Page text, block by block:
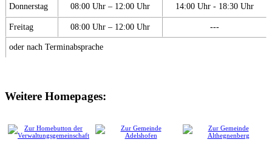
Donnerstag 08:00 Uhr – 12:00 Uhr 14:00 Uhr - 18:30 Uhr
Freitag 08:00 Uhr – 12:00 Uhr ---
oder nach Terminabsprache
Weitere Homepages: